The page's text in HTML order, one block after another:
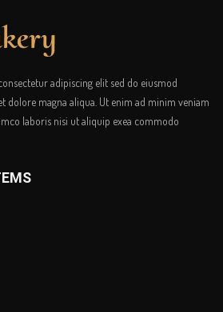
adipiscing elit sed do eiusmod
dolore magna aliqua. Ut enim ad minim veniam
laboris nisi ut aliquip exea commodo